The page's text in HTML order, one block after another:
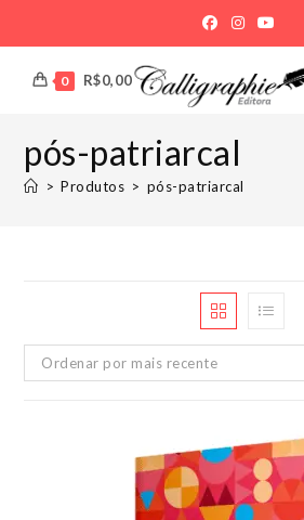
conteúdo
0 R$0,00
pós-patriarcal
> Produtos > pós-patriarcal
Ordenar por mais recente